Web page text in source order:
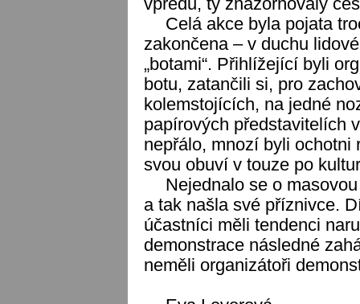
Celá akce byla pojata
zakončena – v duchu
„botami“. Přihlížející byli
botu, zatančili si, pro
kolemstojících, na jedné
papírových představitelích
nepřálo, mnozí byli ochotni
svou obuví v touze po
Nejednalo se o
a tak našla své příznivce.
účastníci měli tendenci
demonstrace následné
neměli organizátoři